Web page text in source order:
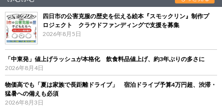
四日市の公害克服の歴史を伝える絵本『スモックリン』制作プ
ロジェクト クラウドファンディングで支援を募集
2026年8月5日
「中東発」値上げラッシュが本格化 飲食料品値上げ、約3年ぶりの多さに
2026年8月4日
物価高でも「夏は家族で長距離ドライブ」 宿泊ドライブ予算4万円超、渋滞・
猛暑への備えも必須
2026年8月3日